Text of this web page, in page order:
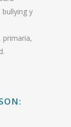
y
primaria,